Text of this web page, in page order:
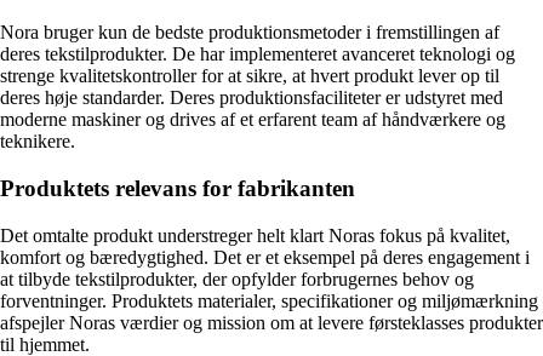
Nora bruger kun de bedste produktionsmetoder i fremstillingen af
deres tekstilprodukter. De har implementeret avanceret teknologi og
strenge kvalitetskontroller for at sikre, at hvert produkt lever op til
deres høje standarder. Deres produktionsfaciliteter er udstyret med
moderne maskiner og drives af et erfarent team af håndværkere og
teknikere.
Produktets relevans for fabrikanten
Det omtalte produkt understreger helt klart Noras fokus på kvalitet,
komfort og bæredygtighed. Det er et eksempel på deres engagement i
at tilbyde tekstilprodukter, der opfylder forbrugernes behov og
forventninger. Produktets materialer, specifikationer og miljømærkning
afspejler Noras værdier og mission om at levere førsteklasses produkter
til hjemmet.